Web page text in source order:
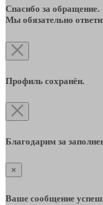
Спасибо за обращение.
Мы обязательно
Профиль сохранён.
Благодарим за
×
Ваше сообщение